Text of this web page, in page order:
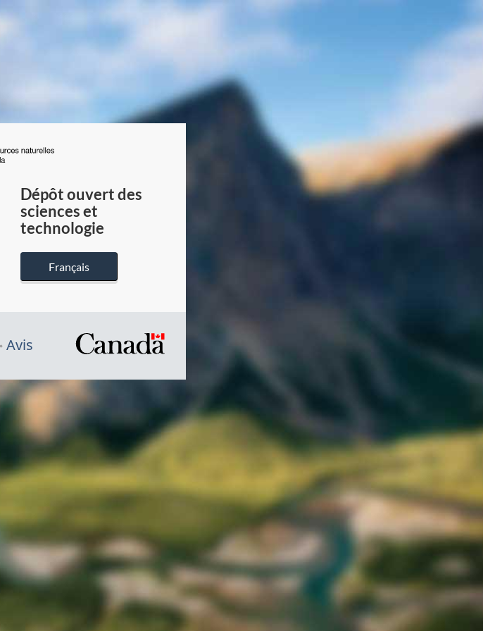
du
Canada
Dépôt ouvert des
sciences et
technologie
Français
Avis
/
gouvernement
du